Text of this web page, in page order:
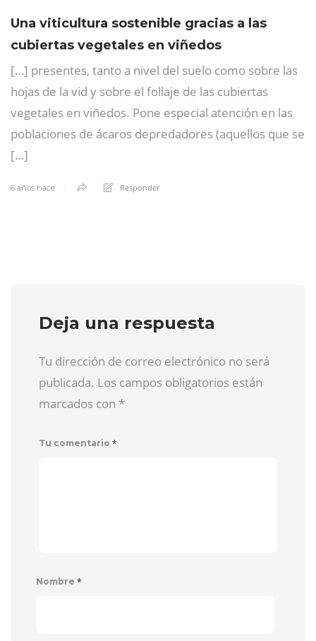
Una viticultura sostenible gracias a las
cubiertas vegetales en viñedos
[…] presentes, tanto a nivel del suelo como sobre las
hojas de la vid y sobre el follaje de las cubiertas
vegetales en viñedos. Pone especial atención en las
poblaciones de ácaros depredadores (aquellos que se
[…]
6 años hace Responder
Deja una respuesta
Tu dirección de correo electrónico no será
publicada. Los campos obligatorios están
marcados con *
Tu comentario *
Nombre *